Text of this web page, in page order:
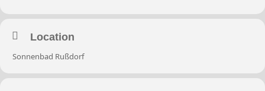
Location
Sonnenbad Rußdorf